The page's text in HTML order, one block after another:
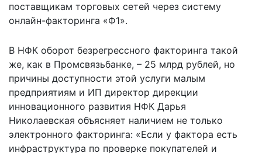
поставщикам торговых сетей через систему
онлайн-факторинга «Ф1».
В НФК оборот безрегрессного факторинга такой
же, как в Промсвязьбанке, – 25 млрд рублей, но
причины доступности этой услуги малым
предприятиям и ИП директор дирекции
инновационного развития НФК Дарья
Николаевская объясняет наличием не только
электронного факторинга: «Если у фактора есть
инфраструктура по проверке покупателей и